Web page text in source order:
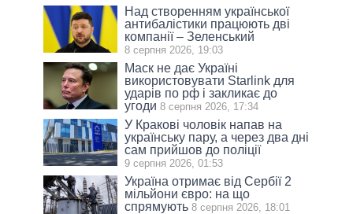
Над створенням української
антибалістики працюють дві
компанії – Зеленський
8 серпня 2026, 19:03
Маск не дає Україні
використовувати Starlink для
ударів по рф і закликає до
угоди 8 серпня 2026, 17:34
У Кракові чоловік напав на
українську пару, а через два дні
сам прийшов до поліції
9 серпня 2026, 01:53
Україна отримає від Сербії 2
мільйони євро: на що
спрямують 8 серпня 2026, 18:01